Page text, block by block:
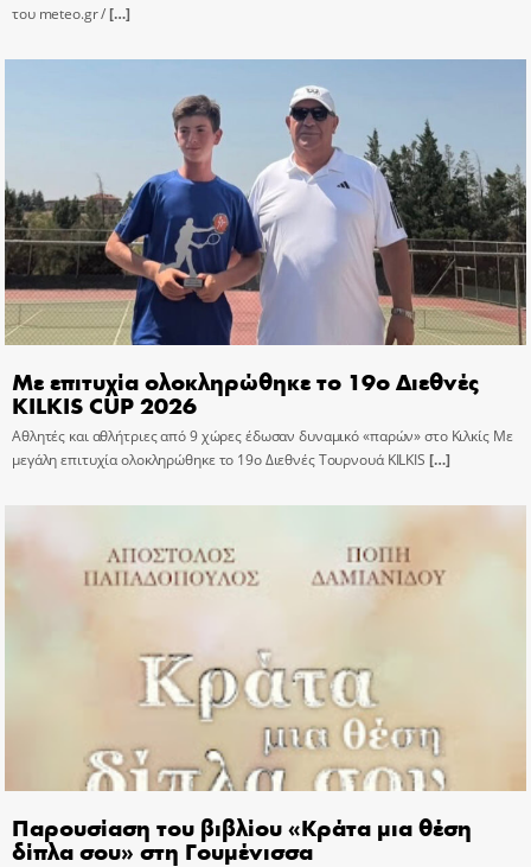
του meteo.gr /[…]
Με επιτυχία ολοκληρώθηκε το 19ο Διεθνές
KILKIS CUP 2026
Αθλητές και αθλήτριες από 9 χώρες έδωσαν δυναμικό «παρών» στο Κιλκίς Με
μεγάλη επιτυχία ολοκληρώθηκε το 19ο Διεθνές Τουρνουά KILKIS […]
Παρουσίαση του βιβλίου «Κράτα μια θέση
δίπλα σου» στη Γουμένισσα